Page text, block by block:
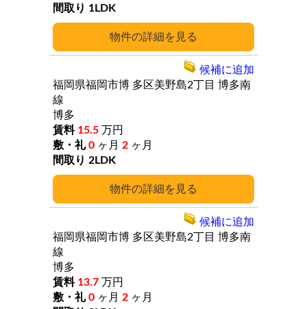
詳細
1LDK
詳細
福岡県福岡市博 多区美野島2丁目 博多南
線
博多
15.5 万円
0 ヶ月 2 ヶ月
2LDK
候補に追加
福岡県福岡市博 多区美野島2丁目 博多南
線
博多
13.7 万円
0 ヶ月 2 ヶ月
候補に追加